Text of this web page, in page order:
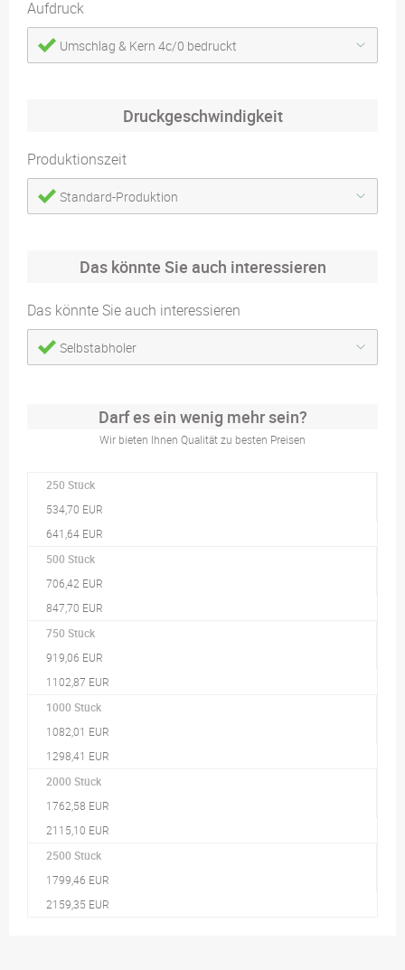
Aufdruck
Umschlag & Kern 4c/0 bedruckt
Druckgeschwindigkeit
Produktionszeit
Standard-Produktion
Das könnte Sie auch interessieren
Das könnte Sie auch interessieren
Selbstabholer
Darf es ein wenig mehr sein?
Wir bieten Ihnen Qualität zu besten Preisen
250 Stück
534,70 EUR
641,64 EUR
500 Stück
706,42 EUR
847,70 EUR
750 Stück
919,06 EUR
1102,87 EUR
1000 Stück
1082,01 EUR
1298,41 EUR
2000 Stück
1762,58 EUR
2115,10 EUR
2500 Stück
1799,46 EUR
2159,35 EUR